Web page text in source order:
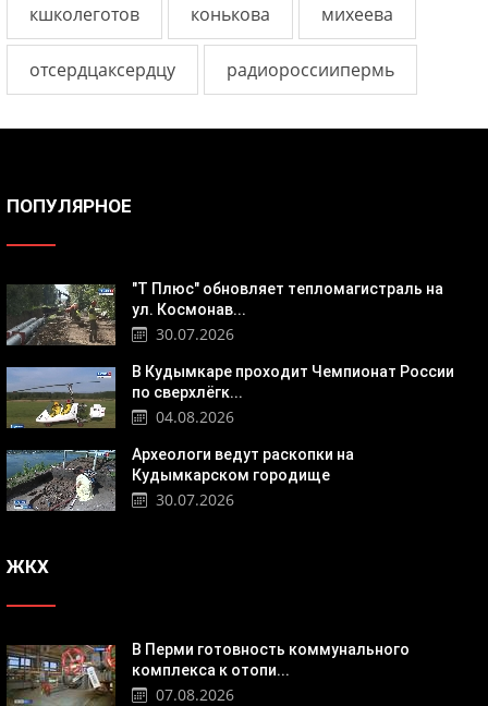
кшколеготов конькова михеева
отсердцаксердцу радиороссиипермь
ПОПУЛЯРНОЕ
"Т Плюс" обновляет тепломагистраль на
ул. Космонав...
30.07.2026
В Кудымкаре проходит Чемпионат России
по сверхлёгк...
04.08.2026
Археологи ведут раскопки на
Кудымкарском городище
30.07.2026
ЖКХ
В Перми готовность коммунального
комплекса к отопи...
07.08.2026